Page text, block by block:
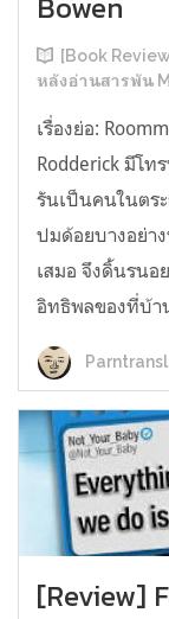
[Book
หลังอ่านสารพัน
เรื่องย่อ:
Rodderick มีโท
รันเป็นคนในตร
ปมด้อยบางอย่า
เสมอ จึงดิ้นรนอ
อิทธิพลของที่บ้า
[Review]